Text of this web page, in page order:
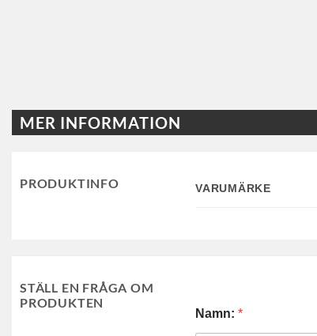
MER INFORMATION
PRODUKTINFO VARUMÄRKE
STÄLL EN FRÅGA OM
PRODUKTEN
Namn:*